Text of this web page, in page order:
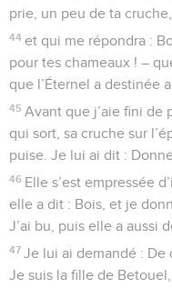
prie, un peu de ta cruche,
44 et qui me répondra :
pour tes chameaux ! –
que l’Éternel a destinée
45 Avant que j’aie fini de
qui sort, sa cruche sur
puise. Je lui ai dit :
46 Elle s’est empressée
elle a dit : Bois, et je
J’ai bu, puis elle a aussi
47 Je lui ai demandé : De
Je suis la fille de